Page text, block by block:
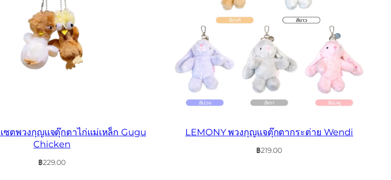
ซตพวงกุญแจตุ๊กตาไก่แม่เหล็ก Gugu
Chicken
฿229.00
LEMONY พวงกุญแจตุ๊กตากระต่าย Wendi
฿219.00